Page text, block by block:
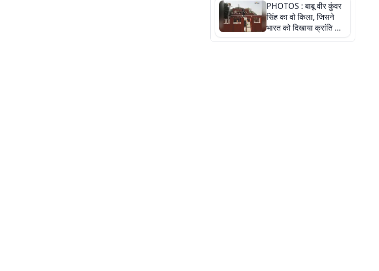
PHOTOS : बाबू वीर कुंवर
सिंह का वो किला, जिसने
भारत को दिखाया क्रांति का
रास्ता: तस्वीरों में देखिए